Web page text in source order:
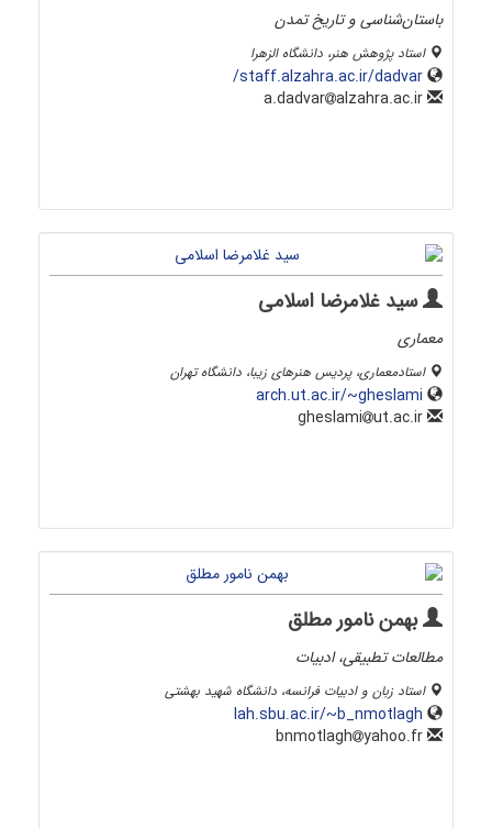
باستان‌شناسی و تاریخ تمدن
استاد پژوهش هنر، دانشگاه الزهرا
staff.alzahra.ac.ir/dadvar/
alzahra.ac.ir
سید غلامرضا اسلامی
معماری
استادمعماری، پردیس هنرهای زیبا، دانشگاه تهران
arch.ut.ac.ir/~gheslami
ut.ac.ir
بهمن نامور مطلق
مطالعات تطبیقی، ادبیات
استاد زبان و ادبیات فرانسه، دانشگاه شهید بهشتی
lah.sbu.ac.ir/~b_nmotlagh
yahoo.fr